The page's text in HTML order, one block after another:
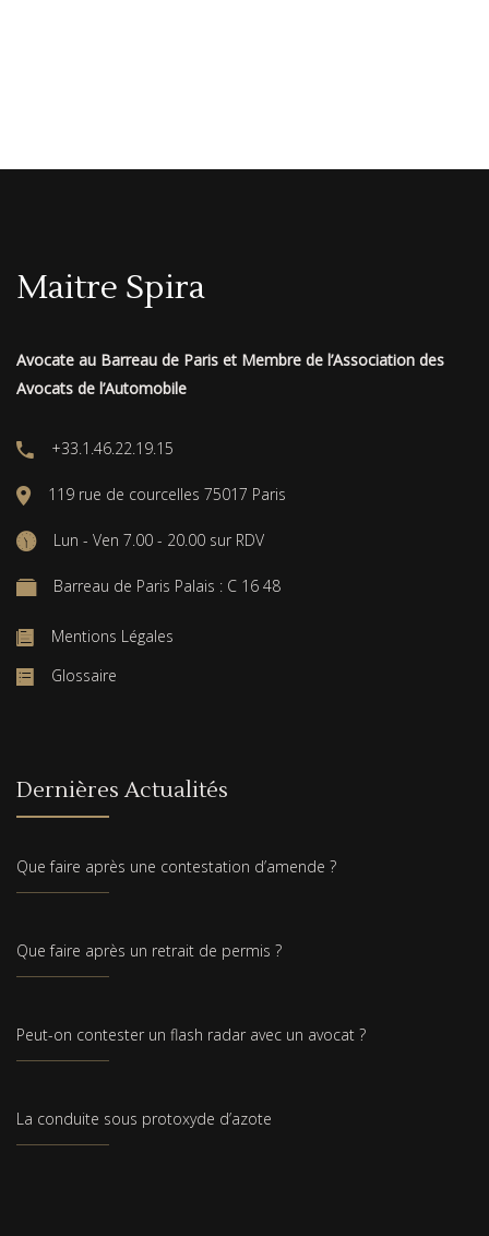
Maitre Spira
Avocate au Barreau de Paris et Membre de l’Association des
Avocats de l’Automobile
+33.1.46.22.19.15
119 rue de courcelles 75017 Paris
Lun - Ven 7.00 - 20.00 sur RDV
Barreau de Paris Palais : C 16 48
Mentions Légales
Glossaire
Dernières Actualités
Que faire après une contestation d’amende ?
Que faire après un retrait de permis ?
Peut-on contester un flash radar avec un avocat ?
La conduite sous protoxyde d’azote